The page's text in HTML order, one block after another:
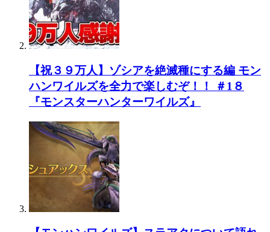
【祝３９万人】ゾシアを絶滅種にする編 モン
ハンワイルズを全力で楽しむぞ！！ ＃1８
『モンスターハンターワイルズ』